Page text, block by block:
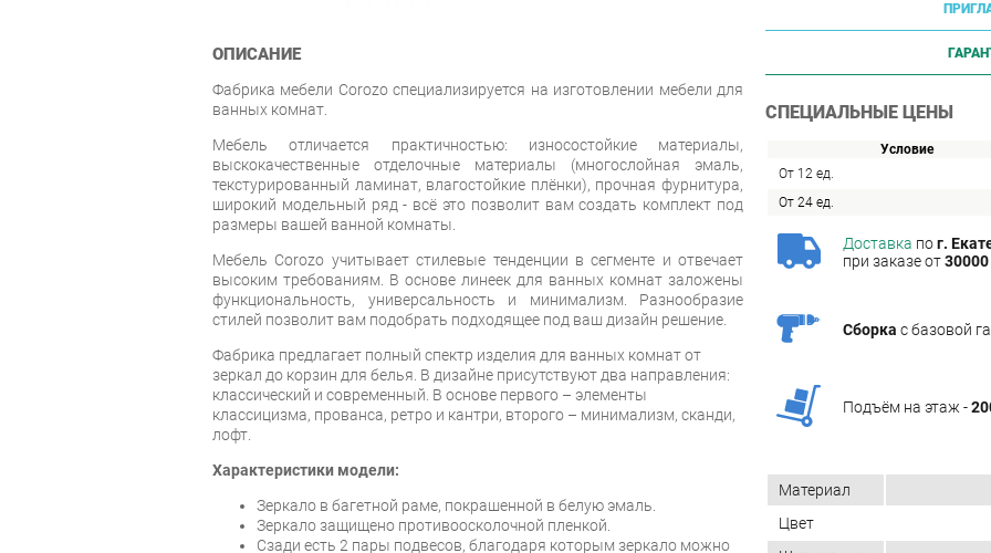
СПЕЦИАЛЬНЫЕ ЦЕНЫ
Условие
От 12 ед.
От 24 ед.
Доставка пог.
при заказе от30000
Сборка с базовой
Подъём на этаж -
ОПИСАНИЕ
Фабрика мебели Corozo специализируется на изготовлении мебели для
ванных комнат.
Мебель отличается практичностью: износостойкие материалы,
выскокачественные отделочные материалы (многослойная эмаль,
текстурированный ламинат, влагостойкие плёнки), прочная фурнитура,
широкий модельный ряд - всё это позволит вам создать комплект под
размеры вашей ванной комнаты.
Мебель Corozo учитывает стилевые тенденции в сегменте и отвечает
высоким требованиям. В основе линеек для ванных комнат заложены
функциональность, универсальность и минимализм. Разнообразие
стилей позволит вам подобрать подходящее под ваш дизайн решение.
Фабрика предлагает полный спектр изделия для ванных комнат от
зеркал до корзин для белья. В дизайне присутствуют два направления:
классический и современный. В основе первого – элементы
классицизма, прованса, ретро и кантри, второго – минимализм, сканди,
лофт.
Характеристики модели:
Зеркало в багетной раме, покрашенной в белую эмаль.
Зеркало защищено противоосколочной пленкой.
Сзади есть 2 пары подвесов, благодаря которым зеркало можно
Материал
Цвет